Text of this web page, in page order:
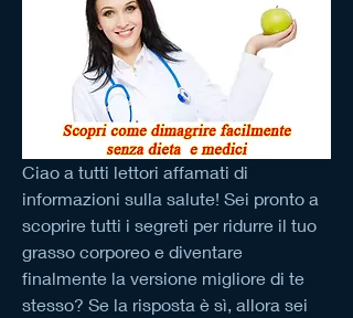
Ciao a tutti lettori affamati di
informazioni sulla salute! Sei pronto a
scoprire tutti i segreti per ridurre il tuo
grasso corporeo e diventare
finalmente la versione migliore di te
stesso? Se la risposta è sì, allora sei